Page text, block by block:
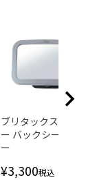
ブリタックスレー
ー バックシートミ
ー
¥3,300税込